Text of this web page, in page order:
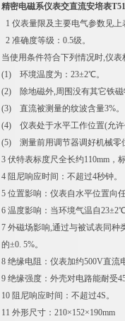
精密电磁系仪表交直流安培表
1 仪表量限及主要电气参数见上
2 准确度等级：0.5级。
当使用条件符合下列情况时,仪
(1) 环境温度为：23±2℃。
(2) 除地磁外,周围没有其它铁磁
(3) 直流被测量的纹波含量3%。
(4) 仪表处于水平工作位置(允许
(5) 测量前用调节器调好机械零
3 伏特表标度尺全长约110mm，
4 阻尼响应时间：不超过4秒钟。
5 位置影响：仪表自水平位置向
6 温度影响：当环境气温自
7 外磁场影响,通过与被试表同种
的±0. 5%。
8 绝缘电阻：仪表加约500V直流
9 绝缘强度：外壳对电路能耐受
10 阻尼响应时间：不超过4S。
11 外形尺寸：210×152×190mm